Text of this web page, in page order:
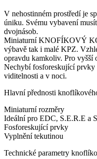
V nehostinném prostředí je
úniku. Svému vybavení
dvojnásob.
Miniaturní KNOFÍKOVÝ
výbavě tak i malé KPZ.
opravdu kamkoliv. Pro vyšší
Nechybí fosforeskující prvky
viditelnosti a v noci.
Hlavní přednosti
Miniaturní rozměry
Ideální pro EDC, S.E.R.E a
Fosforeskující prvky
Vyplnění tekutinou
Technické parametry